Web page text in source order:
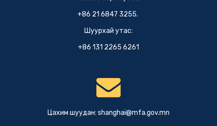
+86 21 6847 3255.
Шуурхай утас:
+86 131 2265 6261
Цахим шуудан: shanghai@mfa.gov.mn